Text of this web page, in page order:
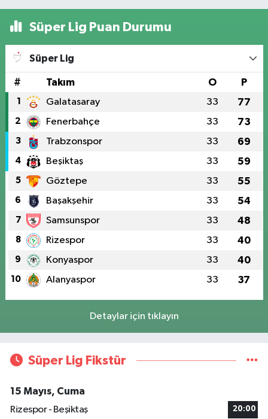
Süper Lig Puan Durumu
Süper Lig
# Takım O P
1 Galatasaray 33 77
2 Fenerbahçe 33 73
3 Trabzonspor 33 69
4 Beşiktaş 33 59
5 Göztepe 33 55
6 Başakşehir 33 54
7 Samsunspor 33 48
8 Rizespor 33 40
9 Konyaspor 33 40
10 Alanyaspor 33 37
Detaylar için tıklayın
Süper Lig Fikstür
15 Mayıs, Cuma
Rizespor - Beşiktaş
20:00